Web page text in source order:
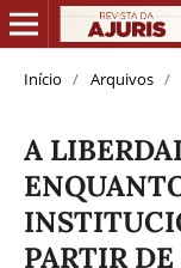
Início / Arquivos /
A
PARTIR